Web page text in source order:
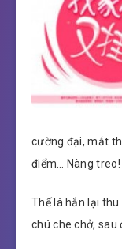
cường đại, mắt
điểm… Nàng treo!
Thế là hắn lại
chú che chở, sau